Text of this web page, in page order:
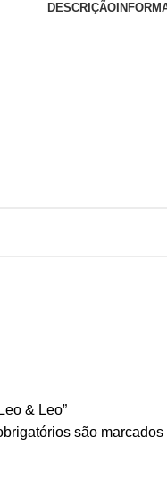
DESCRIÇÃO
& Leo”
são marcados